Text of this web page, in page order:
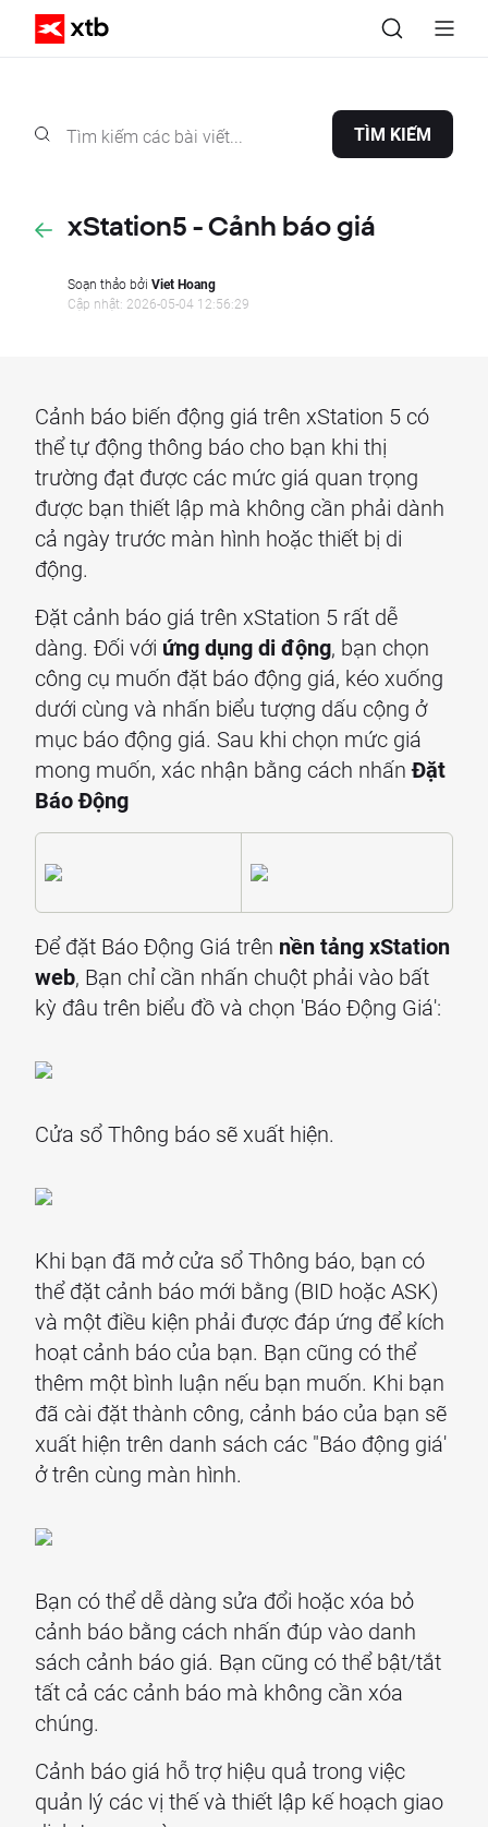
TÌM KIẾM
xStation5 - Cảnh báo giá
Soạn thảo bởi Viet Hoang
Cập nhật: 2026-05-04 12:56:29
Cảnh báo biến động giá trên xStation 5 có
thể tự động thông báo cho bạn khi thị
trường đạt được các mức giá quan trọng
được bạn thiết lập mà không cần phải dành
cả ngày trước màn hình hoặc thiết bị di
động.
Đặt cảnh báo giá trên xStation 5 rất dễ
dàng. Đối với ứng dụng di động, bạn chọn
công cụ muốn đặt báo động giá, kéo xuống
dưới cùng và nhấn biểu tượng dấu cộng ở
mục báo động giá. Sau khi chọn mức giá
mong muốn, xác nhận bằng cách nhấnĐặt
Báo Động
Để đặt Báo Động Giá trên nền tảng xStation
web, Bạn chỉ cần nhấn chuột phải vào bất
kỳ đâu trên biểu đồ và chọn 'Báo Động Giá':
Cửa sổ Thông báo sẽ xuất hiện.
Khi bạn đã mở cửa sổ Thông báo, bạn có
thể đặt cảnh báo mới bằng (BID hoặc ASK)
và một điều kiện phải được đáp ứng để kích
hoạt cảnh báo của bạn. Bạn cũng có thể
thêm một bình luận nếu bạn muốn. Khi bạn
đã cài đặt thành công, cảnh báo của bạn sẽ
xuất hiện trên danh sách các "Báo động giá'
ở trên cùng màn hình.
Bạn có thể dễ dàng sửa đổi hoặc xóa bỏ
cảnh báo bằng cách nhấn đúp vào danh
sách cảnh báo giá. Bạn cũng có thể bật/tắt
tất cả các cảnh báo mà không cần xóa
chúng.
Cảnh báo giá hỗ trợ hiệu quả trong việc
quản lý các vị thế và thiết lập kế hoạch giao